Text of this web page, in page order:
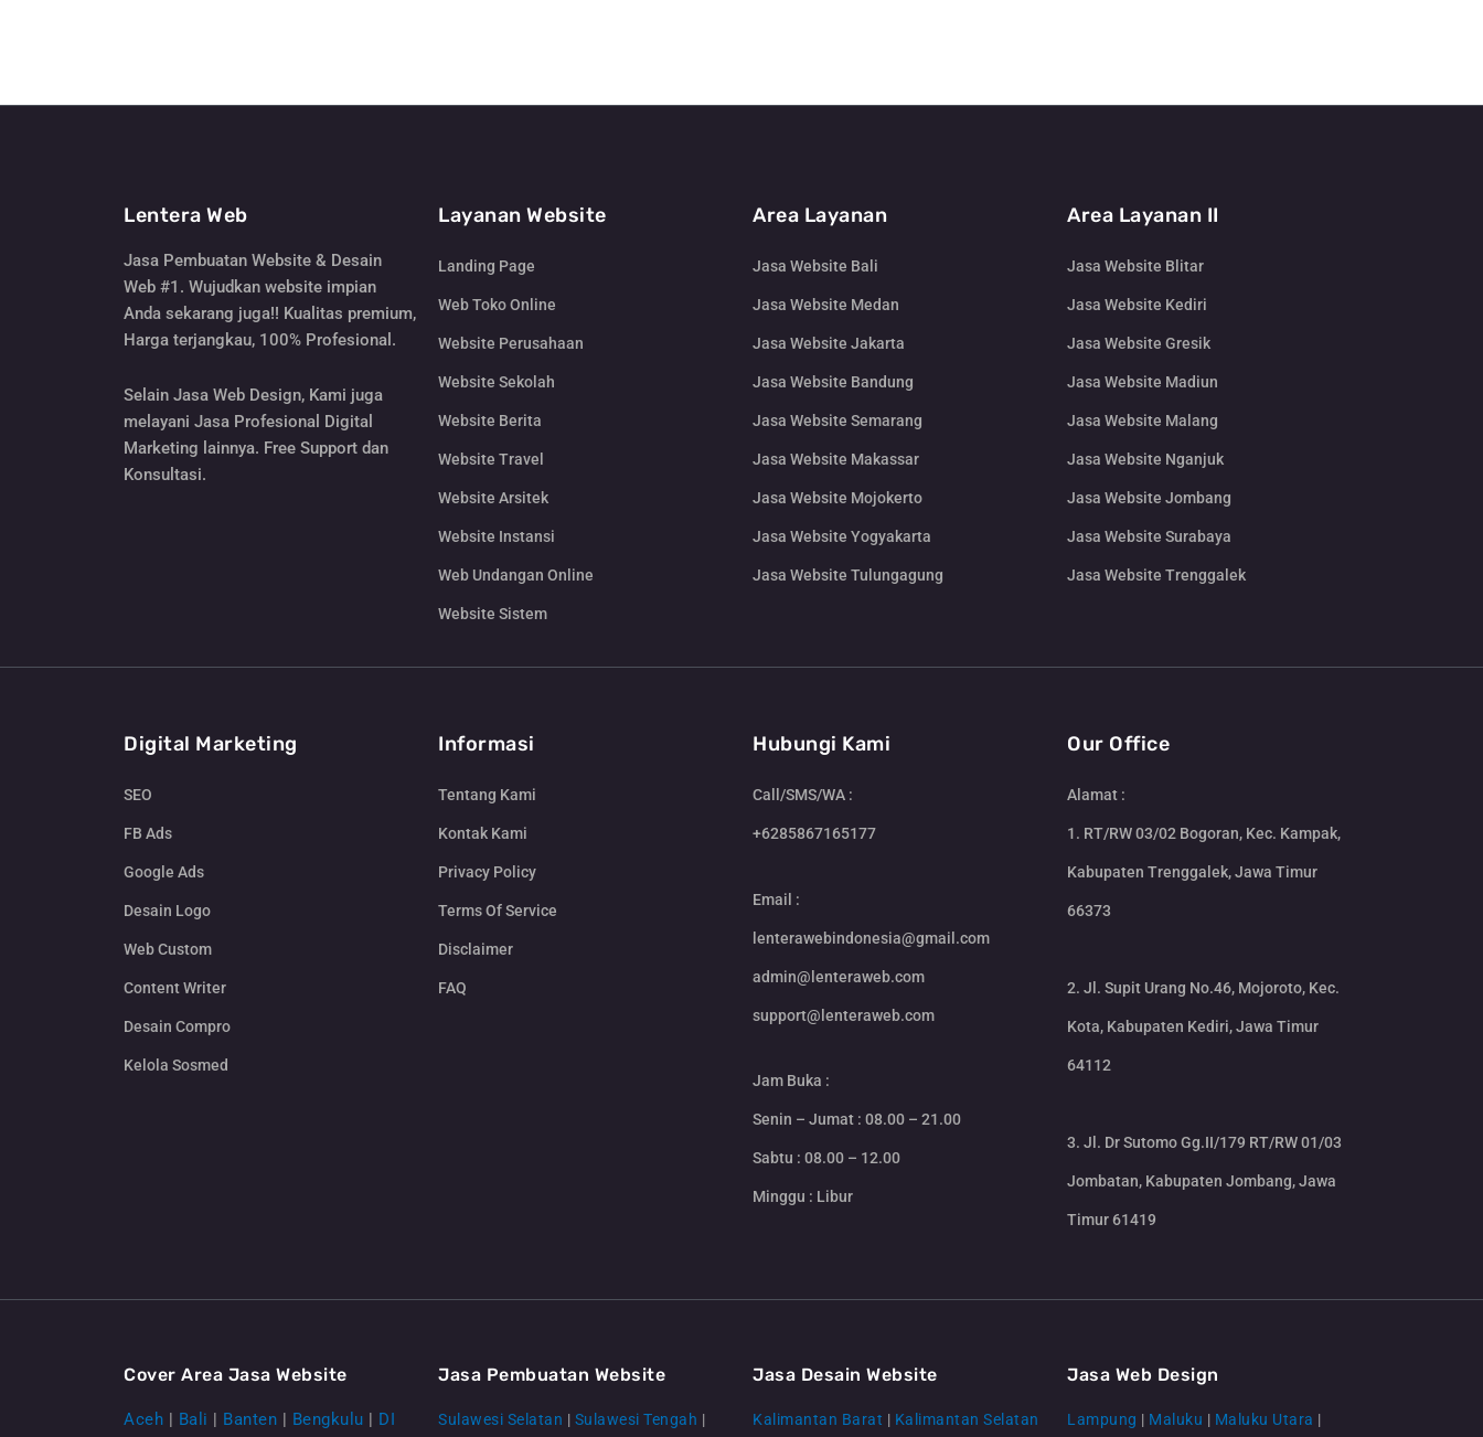
Lentera Web
Jasa Pembuatan Website & Desain
Web #1. Wujudkan website impian
Anda sekarang juga!! Kualitas premium,
Harga terjangkau, 100% Profesional.
Selain Jasa Web Design, Kami juga
melayani Jasa Profesional Digital
Marketing lainnya. Free Support dan
Konsultasi.
Layanan Website
Landing Page
Web Toko Online
Website Perusahaan
Website Sekolah
Website Berita
Website Travel
Website Arsitek
Website Instansi
Web Undangan Online
Website Sistem
Area Layanan
Jasa Website Bali
Jasa Website Medan
Jasa Website Jakarta
Jasa Website Bandung
Jasa Website Semarang
Jasa Website Makassar
Jasa Website Mojokerto
Jasa Website Yogyakarta
Jasa Website Tulungagung
Area Layanan II
Jasa Website Blitar
Jasa Website Kediri
Jasa Website Gresik
Jasa Website Madiun
Jasa Website Malang
Jasa Website Nganjuk
Jasa Website Jombang
Jasa Website Surabaya
Jasa Website Trenggalek
Digital Marketing
SEO
FB Ads
Google Ads
Desain Logo
Web Custom
Content Writer
Desain Compro
Kelola Sosmed
Informasi
Tentang Kami
Kontak Kami
Privacy Policy
Terms Of Service
Disclaimer
FAQ
Hubungi Kami
Call/SMS/WA :
+6285867165177
Email :
lenterawebindonesia@gmail.com
admin@lenteraweb.com
support@lenteraweb.com
Jam Buka :
Senin – Jumat : 08.00 – 21.00
Sabtu : 08.00 – 12.00
Minggu : Libur
Our Office
Alamat :
1. RT/RW 03/02 Bogoran, Kec. Kampak,
Kabupaten Trenggalek, Jawa Timur
66373
2. Jl. Supit Urang No.46, Mojoroto, Kec.
Kota, Kabupaten Kediri, Jawa Timur
64112
3. Jl. Dr Sutomo Gg.II/179 RT/RW 01/03
Jombatan, Kabupaten Jombang, Jawa
Timur 61419
Cover Area Jasa Website
Aceh | Bali | Banten | Bengkulu | DI
Jasa Pembuatan Website
Sulawesi Selatan | Sulawesi Tengah |
Jasa Desain Website
Kalimantan Barat | Kalimantan Selatan
Jasa Web Design
Lampung | Maluku | Maluku Utara |